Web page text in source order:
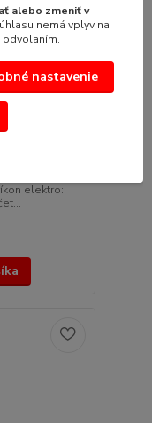
elektro:
alebo zmeniť v
nemá vplyv na
odvolaním.
nastavenie